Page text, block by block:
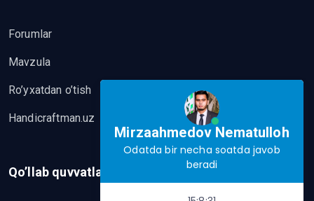
Forumlar
Mavzula
Ro’yxatdan o’tish
Handicraftman.uz
Qo’llab quvvatlash
Mirzaahmedov Nematulloh
Odatda bir necha soatda javob
beradi